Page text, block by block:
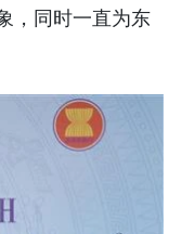
，同时一直为东